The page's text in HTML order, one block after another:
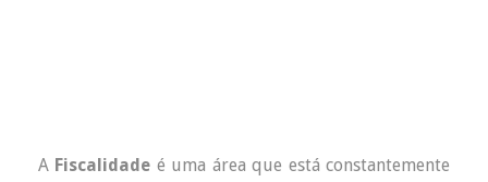
A Fiscalidade é uma área que está constantemente